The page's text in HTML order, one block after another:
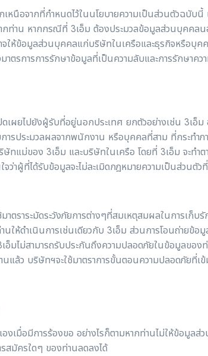
นือจากที่กำหนดไว้ในนโยบายความเป็นส่วนตัวฉบับ
ท่าน หากกรณีที่ 3เอ็ม ต้องประมวลข้อมูลส่วนบุคคลน
ข้อมูลส่วนบุคคลแก่บริษัทในเครือและธุรกิจหรือบุคค
ตรการการรักษาข้อมูลที่เป็นความลับและการรักษาค
ยไปยังผู้รับที่อยู่นอกประเทศ ยกตัวอย่างเช่น 3เอ็ม
ประมวลผลจากพนักงาน หรือบุคคลที่สาม ที่กระทำภ
ทแม่ของ 3เอ็ม และบริษัทในเครือ โดยที่ 3เอ็ม จะ
ว่าผู้ที่ได้รับข้อมูลจะไม่ละเมิดกฎหมายความเป็นส่วน
ตราระมัดระวังภัยการต่างๆที่สมเหตุสมผลในการเ
ให้ดำเนินการเช่นเดียวกับ 3เอ็ม ส่วนการโอนถ่ายข้
ไม่สามารถรับประกันถึงความปลอดภัยในข้อมูลของ
แล้ว บริษัทฯจะใช้มาตราการขั้นตอนความปลอดภัยที่
เมื่อมีการร้องขอ อย่างไรก็ตามหากท่านไม่ให้ข้อมูล
สมัครใดๆ ของท่านลดลงได้